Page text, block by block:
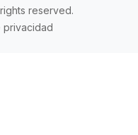
reserved.
privacidad